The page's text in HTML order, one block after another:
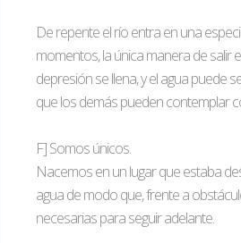
De repente el río entra en una
momentos, la única manera de salir
depresión se llena, y el agua puede
que los demás pueden contemplar
F] Somos únicos.
Nacemos en un lugar que estaba
agua de modo que, frente a
necesarias para seguir adelante.